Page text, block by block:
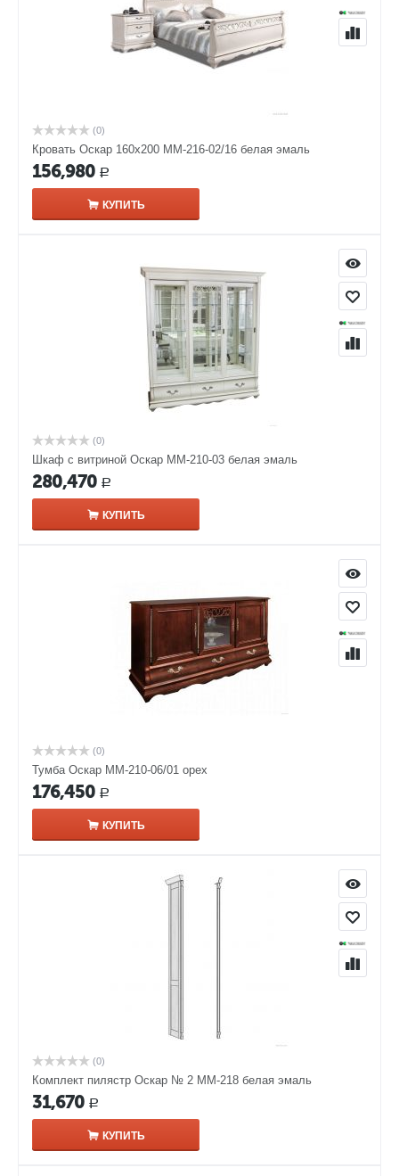
(0)
Кровать Оскар 160х200 ММ-216-02/16 белая эмаль
156,980 Р
КУПИТЬ
(0)
Шкаф с витриной Оскар ММ-210-03 белая эмаль
280,470 Р
КУПИТЬ
(0)
Тумба Оскар ММ-210-06/01 орех
176,450 Р
КУПИТЬ
(0)
Комплект пилястр Оскар № 2 ММ-218 белая эмаль
31,670 Р
КУПИТЬ